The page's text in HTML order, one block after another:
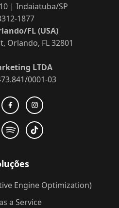
| Indaiatuba/SP
1877
FL (USA)
Orlando, FL 32801
LTDA
0001-03
Engine Optimization)
a Service